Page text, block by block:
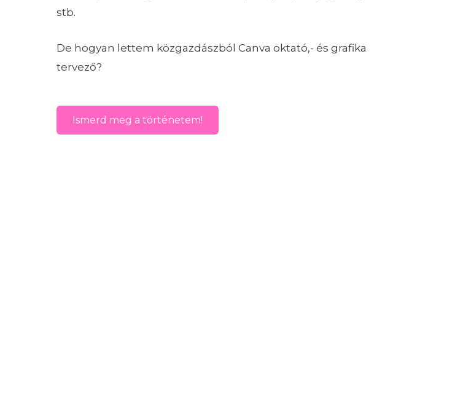
stb.
De hogyan lettem közgazdászból Canva oktató,- és grafika
tervező?
Ismerd meg a történetem!